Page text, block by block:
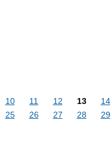
10 11 12 13 14
25 26 27 28 29